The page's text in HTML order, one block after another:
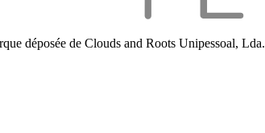
déposée de Clouds and Roots Unipessoal, Lda.